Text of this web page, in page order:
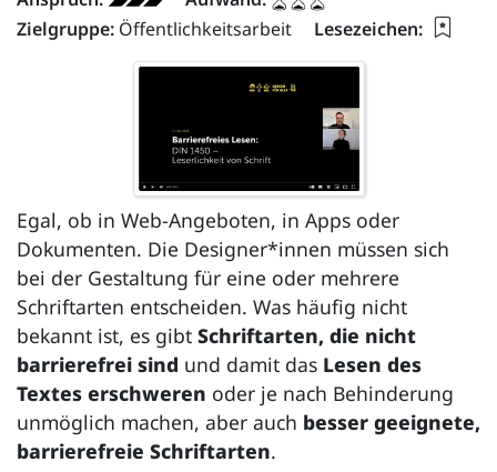
Zielgruppe: Öffentlichkeitsarbeit Lesezeichen:
Egal, ob in Web-Angeboten, in Apps oder
Dokumenten. Die Designer*innen müssen sich
bei der Gestaltung für eine oder mehrere
Schriftarten entscheiden. Was häufig nicht
bekannt ist, es gibt Schriftarten, die nicht
barrierefrei sind und damit das Lesen des
Textes erschweren oder je nach Behinderung
unmöglich machen, aber auch besser geeignete,
barrierefreie Schriftarten.